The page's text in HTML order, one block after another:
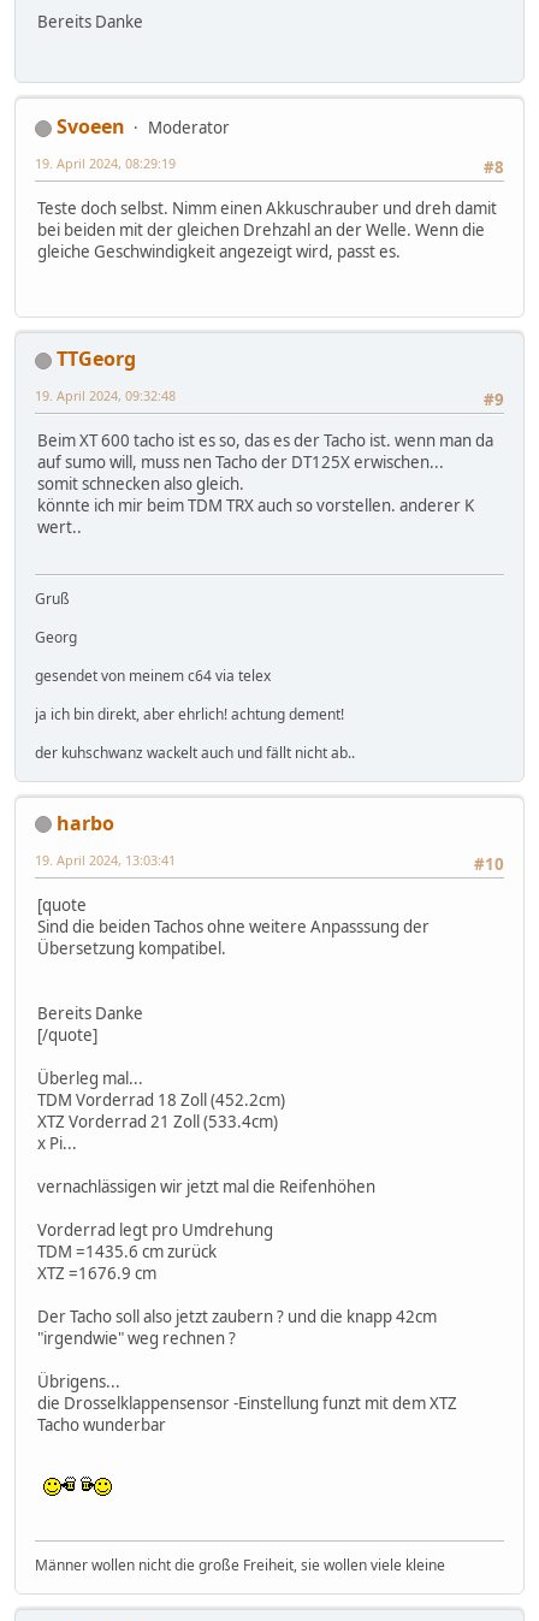
Bereits Danke
Svoeen
Moderator
#8
19. April 2024, 08:29:19
Teste doch selbst. Nimm einen Akkuschrauber und dreh damit
bei beiden mit der gleichen Drehzahl an der Welle. Wenn die
gleiche Geschwindigkeit angezeigt wird, passt es.
TTGeorg
#9
19. April 2024, 09:32:48
Beim XT 600 tacho ist es so, das es der Tacho ist. wenn man da
auf sumo will, muss nen Tacho der DT125X erwischen...
somit schnecken also gleich.
könnte ich mir beim TDM TRX auch so vorstellen. anderer K
wert..
Gruß
Georg
gesendet von meinem c64 via telex
ja ich bin direkt, aber ehrlich! achtung dement!
der kuhschwanz wackelt auch und fällt nicht ab..
harbo
#10
19. April 2024, 13:03:41
[quote
Sind die beiden Tachos ohne weitere Anpasssung der
Übersetzung kompatibel.
Bereits Danke
[/quote]
Überleg mal...
TDM Vorderrad 18 Zoll (452.2cm)
XTZ Vorderrad 21 Zoll (533.4cm)
x Pi...
vernachlässigen wir jetzt mal die Reifenhöhen
Vorderrad legt pro Umdrehung
TDM =1435.6 cm zurück
XTZ =1676.9 cm
Der Tacho soll also jetzt zaubern ? und die knapp 42cm
"irgendwie" weg rechnen ?
Übrigens...
die Drosselklappensensor -Einstellung funzt mit dem XTZ
Tacho wunderbar
Männer wollen nicht die große Freiheit, sie wollen viele kleine